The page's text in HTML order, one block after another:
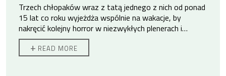
Trzech chłopaków wraz z tatą jednego z nich od ponad
15 lat co roku wyjeżdża wspólnie na wakacje, by
nakręcić kolejny horror w niezwykłych plenerach i
tajemniczych miejscach Polski. Czy ich przyjaźń
przetrwa do końca świata?
+ READ MORE